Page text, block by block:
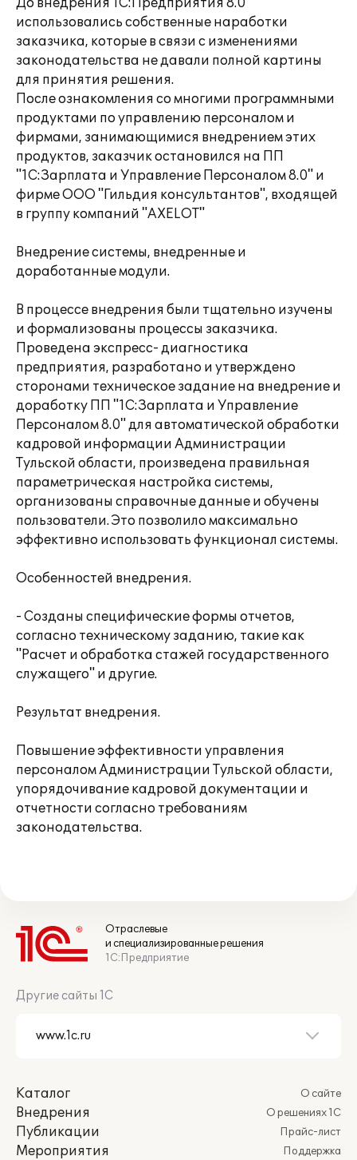
До внедрения 1С:Предприятия 8.0
использовались собственные наработки
заказчика, которые в связи с изменениями
законодательства не давали полной картины
для принятия решения.
После ознакомления со многими программными
продуктами по управлению персоналом и
фирмами, занимающимися внедрением этих
продуктов, заказчик остановился на ПП
"1С:Зарплата и Управление Персоналом 8.0" и
фирме ООО "Гильдия консультантов", входящей
в группу компаний "AXELOT"
Внедрение системы, внедренные и
доработанные модули.
В процессе внедрения были тщательно изучены
и формализованы процессы заказчика.
Проведена экспресс- диагностика
предприятия, разработано и утверждено
сторонами техническое задание на внедрение и
доработку ПП "1С:Зарплата и Управление
Персоналом 8.0" для автоматической обработки
кадровой информации Администрации
Тульской области, произведена правильная
параметрическая настройка системы,
организованы справочные данные и обучены
пользователи. Это позволило максимально
эффективно использовать функционал системы.
Особенностей внедрения.
- Созданы специфические формы отчетов,
согласно техническому заданию, такие как
"Расчет и обработка стажей государственного
служащего" и другие.
Результат внедрения.
Повышение эффективности управления
персоналом Администрации Тульской области,
упорядочивание кадровой документации и
отчетности согласно требованиям
законодательства.
Отраслевые
и специализированные решения
1С:Предприятие
Другие сайты 1С
Каталог
Внедрения
Публикации
Мероприятия
О сайте
О решениях 1С
Прайс-лист
Поддержка